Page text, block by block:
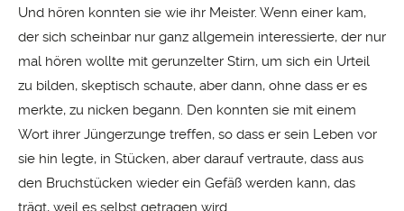
Und hören konnten sie wie ihr Meister. Wenn einer kam,
der sich scheinbar nur ganz allgemein interessierte, der nur
mal hören wollte mit gerunzelter Stirn, um sich ein Urteil
zu bilden, skeptisch schaute, aber dann, ohne dass er es
merkte, zu nicken begann. Den konnten sie mit einem
Wort ihrer Jüngerzunge treffen, so dass er sein Leben vor
sie hin legte, in Stücken, aber darauf vertraute, dass aus
den Bruchstücken wieder ein Gefäß werden kann, das
trägt, weil es selbst getragen wird.